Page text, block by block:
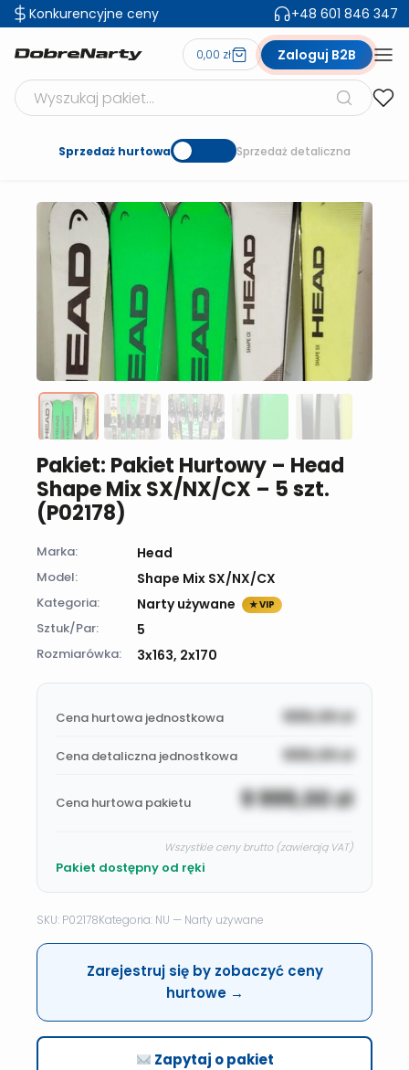
Konkurencyjne ceny +48 601 846 347
Szukaj produktów
0,00 zł Zaloguj B2B
Sprzedaż hurtowa Sprzedaż detaliczna
Pakiet: Pakiet Hurtowy – Head
Shape Mix SX/NX/CX – 5 szt.
(P02178)
Marka: Head
Model: Shape Mix SX/NX/CX
Kategoria: Narty używane ★ VIP
Sztuk/Par: 5
Rozmiarówka: 3x163, 2x170
Cena hurtowa jednostkowa 999,00zł
Cena detaliczna jednostkowa 999,00zł
Cena hurtowa pakietu 9 999,00zł
Wszystkie ceny brutto (zawierają VAT)
Pakiet dostępny od ręki
SKU: P02178Kategoria: NU — Narty używane
Zarejestruj się by zobaczyć ceny
hurtowe →
Zapytaj o pakiet